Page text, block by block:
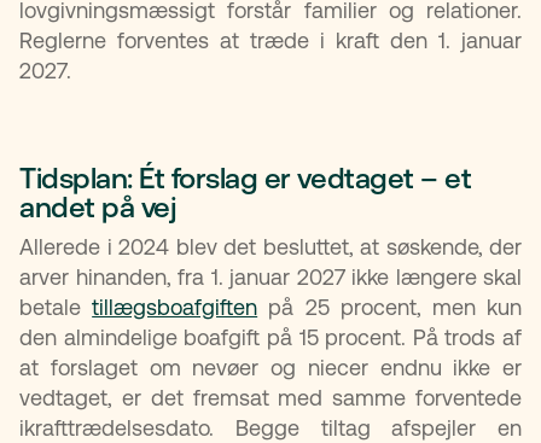
lovgivningsmæssigt forstår familier og relationer.
Reglerne forventes at træde i kraft den 1. januar
2027.
Tidsplan: Ét forslag er vedtaget – et
andet på vej
Allerede i 2024 blev det besluttet, at søskende, der
arver hinanden, fra 1. januar 2027 ikke længere skal
betaletillægsboafgiften på 25 procent, men kun
den almindelige boafgift på 15 procent. På trods af
at forslaget om nevøer og niecer endnu ikke er
vedtaget, er det fremsat med samme forventede
ikrafttrædelsesdato. Begge tiltag afspejler en